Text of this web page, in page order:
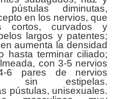
diminutas,
en los nervios, que
cortos, curvados y
largos y patentes;
aumenta la densidad
hasta terminar ciliado;
con 3-5 nervios
6 pares de nervios
sin estipelas.
pústulas, unisexuales.